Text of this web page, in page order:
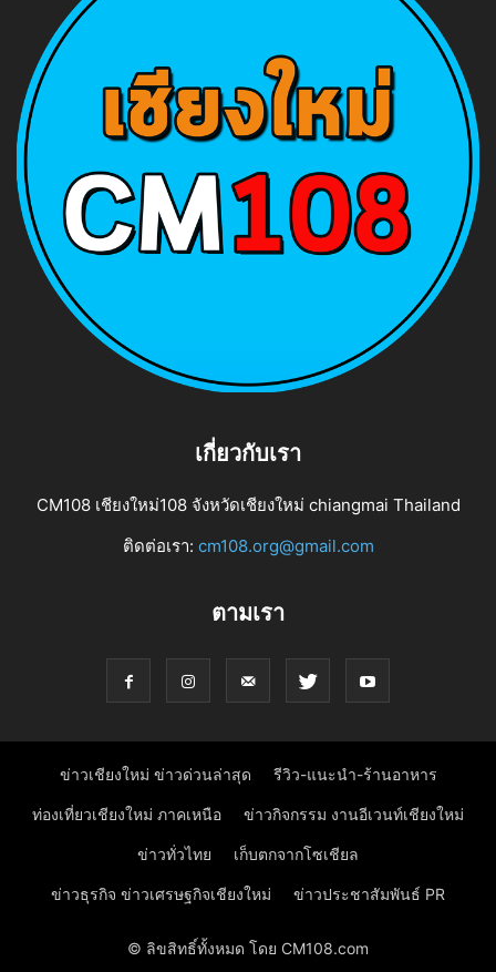
เกี่ยวกับเรา
CM108 เชียงใหม่108 จังหวัดเชียงใหม่ chiangmai Thailand
ติดต่อเรา: cm108.org@gmail.com
ตามเรา
ข่าวเชียงใหม่ ข่าวด่วนล่าสุด รีวิว-แนะนำ-ร้านอาหาร
ท่องเที่ยวเชียงใหม่ ภาคเหนือ ข่าวกิจกรรม งานอีเวนท์เชียงใหม่
ข่าวทั่วไทย เก็บตกจากโซเชียล
ข่าวธุรกิจ ข่าวเศรษฐกิจเชียงใหม่ ข่าวประชาสัมพันธ์ PR
© ลิขสิทธิ์ทั้งหมด โดย CM108.com